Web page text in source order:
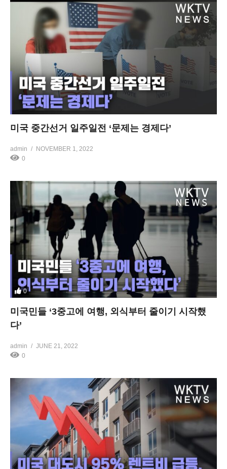
미국 중간선거 일주일전 ‘문제는 경제다’
admin
NOVEMBER 1, 2022
0
0
미국민들 ‘3중고에 여행, 외식부터 줄이기 시작했
다’
admin
JUNE 21, 2022
0